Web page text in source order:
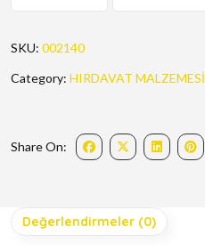
SKU: 002140
Category: HIRDAVAT MALZEMESİ
Share On:
Değerlendirmeler (0)